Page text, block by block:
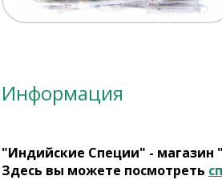
Информация
"Индийские Специи" - магазин
Здесь вы можете посмотреть